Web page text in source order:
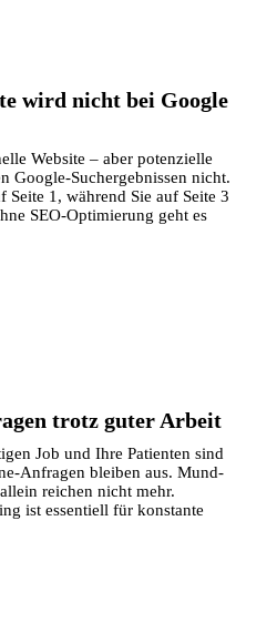
wird nicht bei Google
Website – aber potenzielle
Google-Suchergebnissen nicht.
1, während Sie auf Seite 3
SEO-Optimierung geht es
trotz guter Arbeit
Job und Ihre Patienten sind
Anfragen bleiben aus. Mund-
reichen nicht mehr.
ist essentiell für konstante